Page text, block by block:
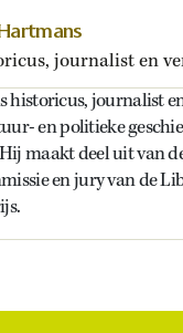
journalist en
historicus, journalist
en politieke
maakt deel uit van
en jury van de